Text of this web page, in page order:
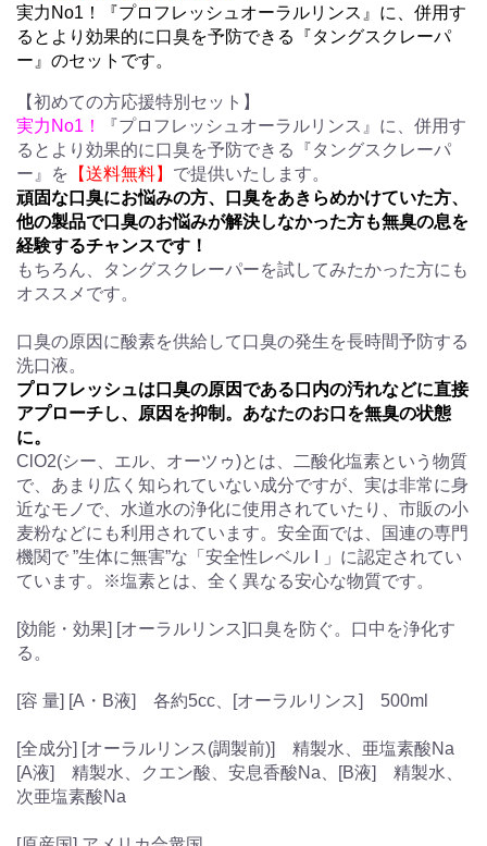
実力No1！『プロフレッシュオーラルリンス』に、併用す
るとより効果的に口臭を予防できる『タングスクレーパ
ー』のセットです。
【初めての方応援特別セット】
実力No1！
『プロフレッシュオーラルリンス』に、併用す
るとより効果的に口臭を予防できる『タングスクレーパ
ー』を
【送料無料】 で提供いたします。
頑固な口臭にお悩みの方、口臭をあきらめかけていた方、
他の製品で口臭のお悩みが解決しなかった方も無臭の息を
経験するチャンスです！
もちろん、タングスクレーパーを試してみたかった方にも
オススメです。
口臭の原因に酸素を供給して口臭の発生を長時間予防する
洗口液。
プロフレッシュは口臭の原因である口内の汚れなどに直接
アプローチし、原因を抑制。あなたのお口を無臭の状態
に。
ClO2(シー、エル、オーツゥ)とは、二酸化塩素という物質
で、あまり広く知られていない成分ですが、実は非常に身
近なモノで、水道水の浄化に使用されていたり、市販の小
麦粉などにも利用されています。安全面では、国連の専門
機関で ”生体に無害”な「安全性レベル I 」に認定されてい
ています。※塩素とは、全く異なる安心な物質です。
[効能・効果] [オーラルリンス]口臭を防ぐ。口中を浄化す
る。
[容 量] [A・B液] 各約5cc、[オーラルリンス] 500ml
[全成分] [オーラルリンス(調製前)] 精製水、亜塩素酸Na
[A液] 精製水、クエン酸、安息香酸Na、[B液] 精製水、
次亜塩素酸Na